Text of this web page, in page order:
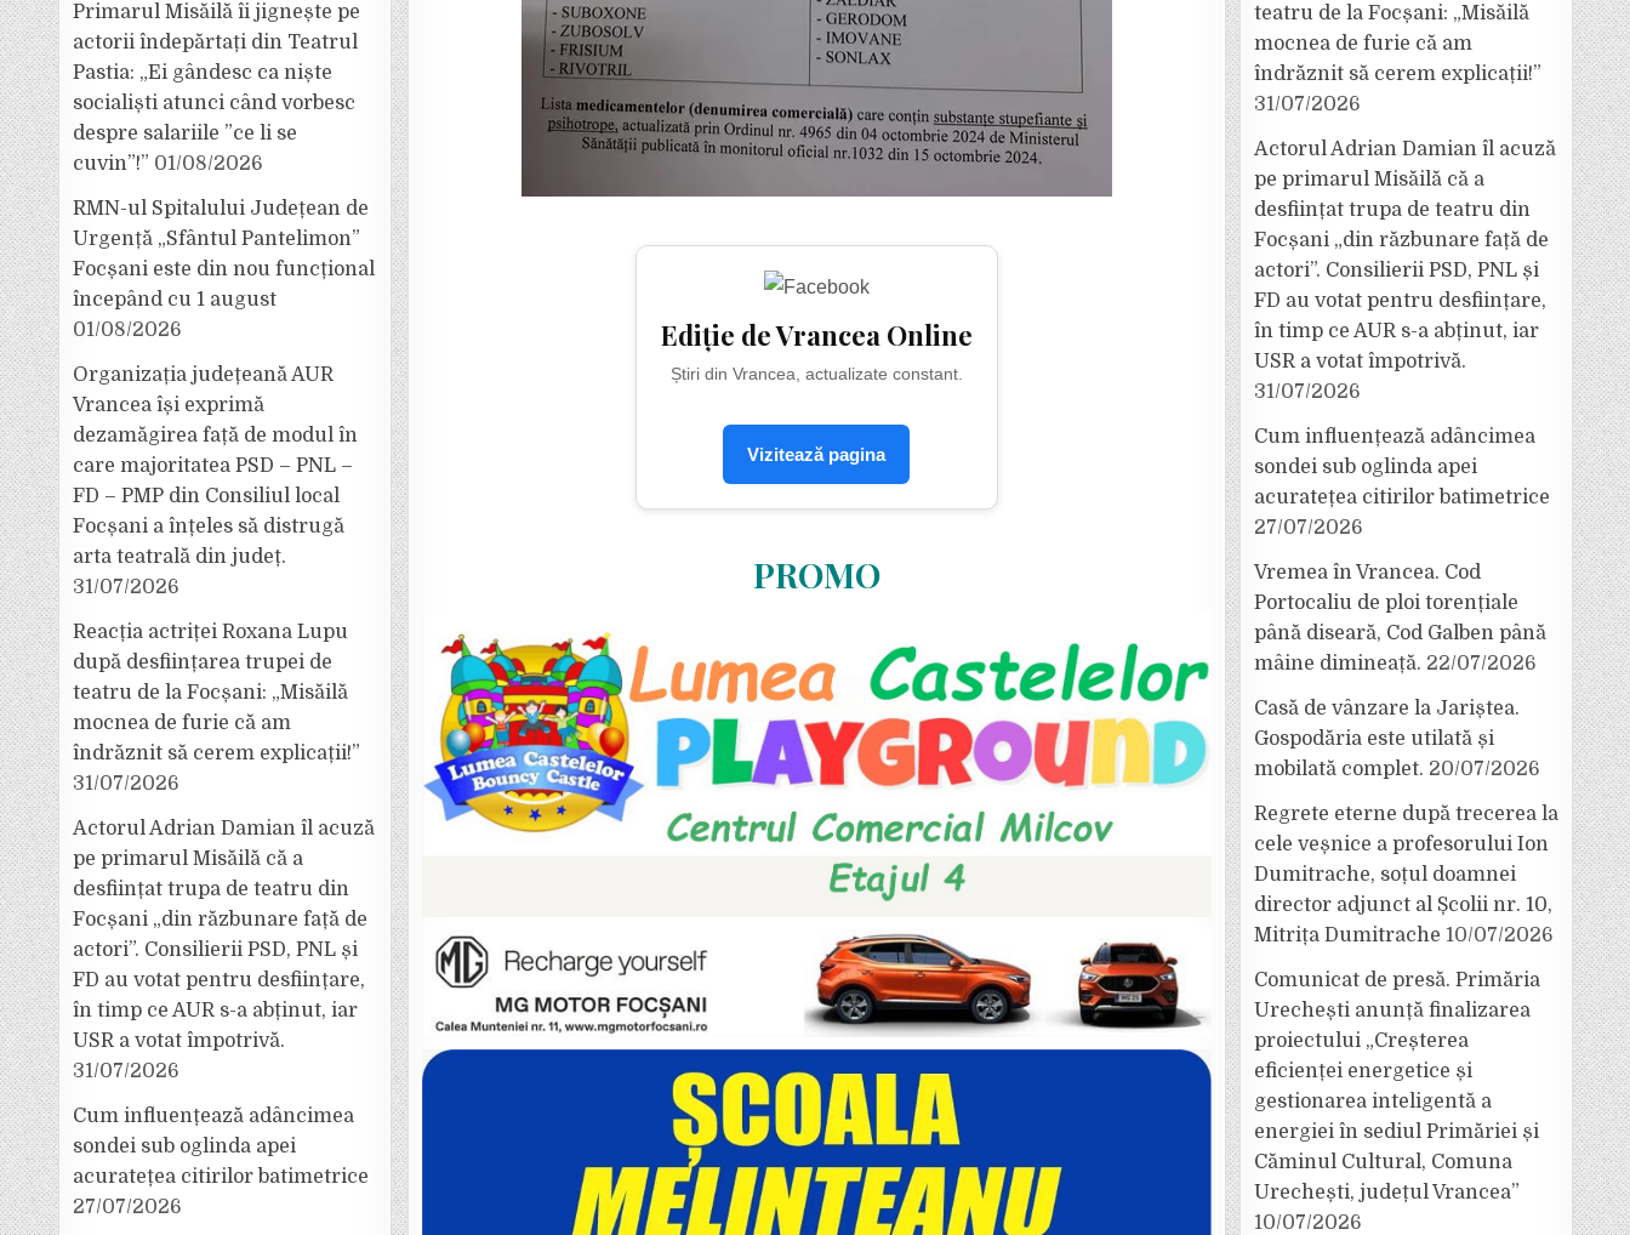
Ediție de Vrancea Online
Știri din Vrancea, actualizate constant.
Vizitează pagina
PROMO
Primarul Misăilă îi jignește pe
actorii îndepărtați din Teatrul
Pastia: „Ei gândesc ca niște
socialiști atunci când vorbesc
despre salariile ”ce li se
cuvin”!” 01/08/2026
RMN-ul Spitalului Județean de
Urgență „Sfântul Pantelimon”
Focșani este din nou funcțional
începând cu 1 august
01/08/2026
Organizația județeană AUR
Vrancea își exprimă
dezamăgirea față de modul în
care majoritatea PSD – PNL –
FD – PMP din Consiliul local
Focșani a înțeles să distrugă
arta teatrală din județ.
31/07/2026
Reacția actriței Roxana Lupu
după desființarea trupei de
teatru de la Focșani: „Misăilă
mocnea de furie că am
îndrăznit să cerem explicații!”
31/07/2026
Actorul Adrian Damian îl acuză
pe primarul Misăilă că a
desființat trupa de teatru din
Focșani „din răzbunare față de
actori”. Consilierii PSD, PNL și
FD au votat pentru desființare,
în timp ce AUR s-a abținut, iar
USR a votat împotrivă.
31/07/2026
Cum influențează adâncimea
sondei sub oglinda apei
acuratețea citirilor batimetrice
27/07/2026
teatru de la Focșani: „Misăilă
mocnea de furie că am
îndrăznit să cerem explicații!”
31/07/2026
Actorul Adrian Damian îl acuză
pe primarul Misăilă că a
desființat trupa de teatru din
Focșani „din răzbunare față de
actori”. Consilierii PSD, PNL și
FD au votat pentru desființare,
în timp ce AUR s-a abținut, iar
USR a votat împotrivă.
31/07/2026
Cum influențează adâncimea
sondei sub oglinda apei
acuratețea citirilor batimetrice
27/07/2026
Vremea în Vrancea. Cod
Portocaliu de ploi torențiale
până diseară, Cod Galben până
mâine dimineață. 22/07/2026
Casă de vânzare la Jariștea.
Gospodăria este utilată și
mobilată complet. 20/07/2026
Regrete eterne după trecerea la
cele veșnice a profesorului Ion
Dumitrache, soțul doamnei
director adjunct al Școlii nr. 10,
Mitrița Dumitrache 10/07/2026
Comunicat de presă. Primăria
Urechești anunță finalizarea
proiectului „Creșterea
eficienței energetice și
gestionarea inteligentă a
energiei în sediul Primăriei și
Căminul Cultural, Comuna
Urechești, județul Vrancea”
10/07/2026